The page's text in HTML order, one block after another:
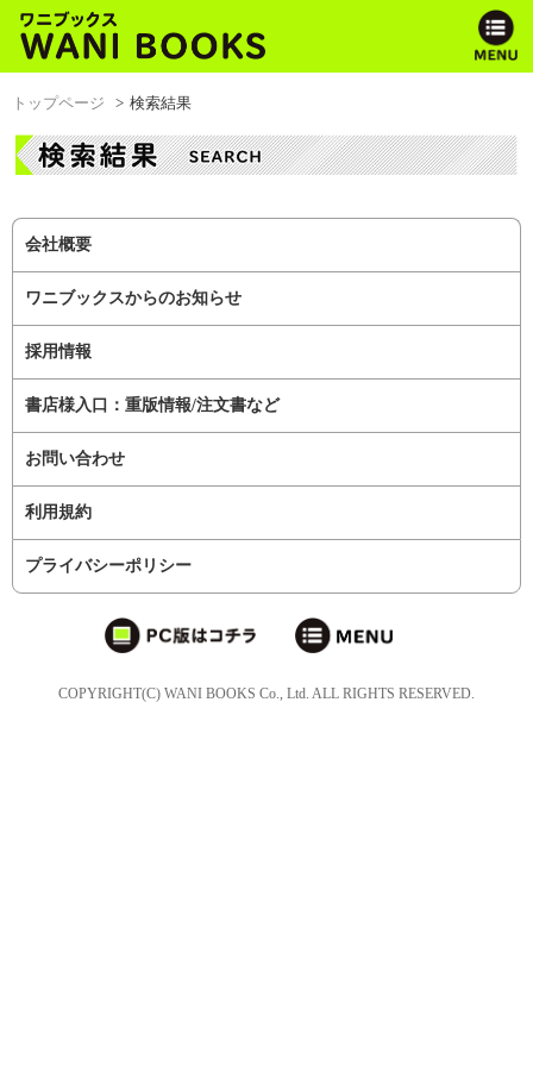
トップページ 検索結果
会社概要
ワニブックスからのお知らせ
採用情報
書店様入口：重版情報/注文書など
お問い合わせ
利用規約
プライバシーポリシー
COPYRIGHT(C) WANI BOOKS Co., Ltd. ALL RIGHTS RESERVED.